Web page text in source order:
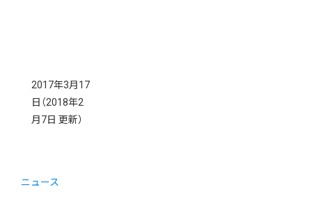
2017年3月17
日 （2018年2
月7日 更新）
ニュース